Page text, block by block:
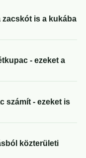
zacskót is a kukába
- ezeket a
számít - ezeket is
közterületi